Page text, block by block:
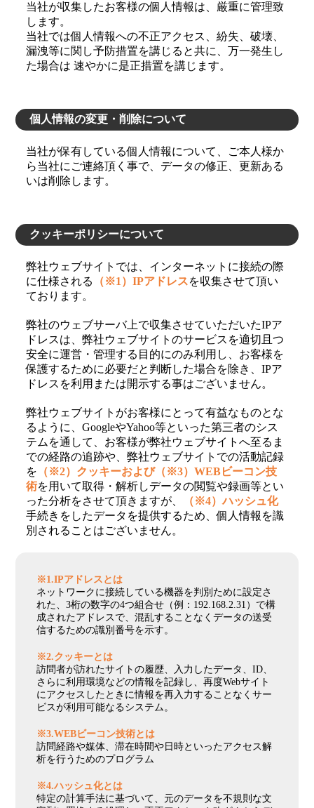
当社が収集したお客様の個人情報は、厳重に管理致
します。
当社では個人情報への不正アクセス、紛失、破壊、
漏洩等に関し予防措置を講じると共に、万一発生し
た場合は 速やかに是正措置を講じます。
個人情報の変更・削除について
当社が保有している個人情報について、ご本人様か
ら当社にご連絡頂く事で、データの修正、更新ある
いは削除します。
クッキーポリシーについて
弊社ウェブサイトでは、インターネットに接続の際
に仕様される
（※1）IPアドレスを収集させて頂い
ております。
弊社のウェブサーバ上で収集させていただいたIPア
ドレスは、弊社ウェブサイトのサービスを適切且つ
安全に運営・管理する目的にのみ利用し、お客様を
保護するために必要だと判断した場合を除き、IPア
ドレスを利用または開示する事はございません。
弊社ウェブサイトがお客様にとって有益なものとな
るように、GoogleやYahoo等といった第三者のシス
テムを通して、お客様が弊社ウェブサイトへ至るま
での経路の追跡や、弊社ウェブサイトでの活動記録
を （※2）クッキーおよび（※3）WEBビーコン技
術を用いて取得・解析しデータの閲覧や録画等とい
った分析をさせて頂きますが、
（※4）ハッシュ化
手続きをしたデータを提供するため、個人情報を識
別されることはございません。
※1.IPアドレスとは
ネットワークに接続している機器を判別ために設定さ
れた、3桁の数字の4つ組合せ（例：192.168.2.31）で構
成されたアドレスで、混乱することなくデータの送受
信するための識別番号を示す。
※2.クッキーとは
訪問者が訪れたサイトの履歴、入力したデータ、ID、
さらに利用環境などの情報を記録し、再度Webサイト
にアクセスしたときに情報を再入力することなくサー
ビスが利用可能なるシステム。
※3.WEBビーコン技術とは
訪問経路や媒体、滞在時間や日時といったアクセス解
析を行うためのプログラム
※4.ハッシュ化とは
特定の計算手法に基づいて、元のデータを不規則な文